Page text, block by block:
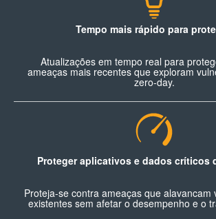
Tempo mais rápido para
Atualizações em tempo real para
ameaças mais recentes que exploram
zero-day.
Proteger aplicativos e dados críticos
Proteja-se contra ameaças que alavancam
existentes sem afetar o desempenho e o